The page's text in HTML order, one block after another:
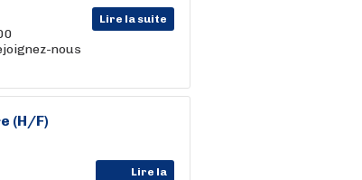
Lire la suite
nous
(H/F)
Lire la